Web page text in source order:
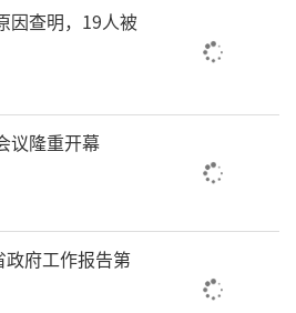
一目标，深化内部管理改
考核机制改革，为高质量
要聚焦资产债权盘活，在
发力。要统筹推进资产盘
运作，全方位优化资源配
设升级，在强化硬件基础
抓政策机遇，加快装备更
着力构建现代化地质装备
因查明，19人被
议隆重开幕
政府工作报告第